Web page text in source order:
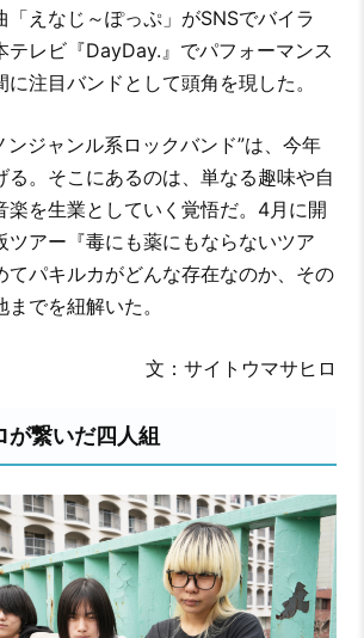
「えなじ～ぽっぷ」がSNSでバイラ
テレビ『DayDay.』でパフォーマンス
注目バンドとして頭角を現した。
ンジャンル系ロックバンド”は、今年
る。そこにあるのは、単なる趣味や自
楽を生業としていく覚悟だ。4月に開
ツアー『毒にも薬にもならないツア
てパキルカがどんな存在なのか、その
でを紐解いた。
文：サイトウマサヒロ
が繋いだ四人組